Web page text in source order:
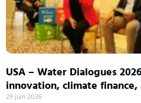
USA – Water Dialogues
innovation, climate
29 juin 2026